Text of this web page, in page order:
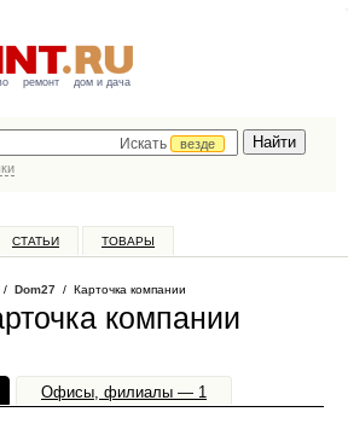
ремонт дом и дача
Искать
везде
СТАТЬИ ТОВАРЫ
/ Dom27 / Карточка компании
компании
Офисы, филиалы — 1